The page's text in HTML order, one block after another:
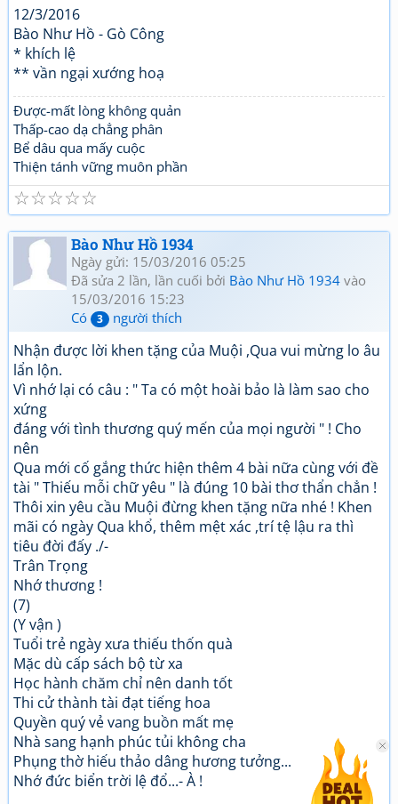
12/3/2016
Bào Như Hồ - Gò Công
* khích lệ
** vần ngại xướng hoạ
Được-mất lòng không quản
Thấp-cao dạ chẳng phân
Bể dâu qua mấy cuộc
Thiện tánh vững muôn phần
☆
☆
☆
☆
☆
Bào Như Hồ 1934
Ngày gửi: 15/03/2016 05:25
Đã sửa 2 lần, lần cuối bởi Bào Như Hồ 1934 vào
15/03/2016 15:23
Có
3 người thích
Nhận được lời khen tặng của Muội ,Qua vui mừng lo âu
lẩn lộn.
Vì nhớ lại có câu : " Ta có một hoài bảo là làm sao cho
xứng
đáng với tình thương quý mến của mọi người " ! Cho
nên
Qua mới cố gắng thức hiện thêm 4 bài nữa cùng với đề
tài " Thiếu mỗi chữ yêu " là đúng 10 bài thơ thẩn chẳn !
Thôi xin yêu cầu Muội đừng khen tặng nữa nhé ! Khen
mãi có ngày Qua khổ, thêm mệt xác ,trí tệ lậu ra thì
tiêu đời đấy ./-
Trân Trọng
Nhớ thương !
(7)
(Y vận )
Tuổi trẻ ngày xưa thiếu thốn quà
Mặc dù cấp sách bộ từ xa
Học hành chăm chỉ nên danh tốt
Thi cử thành tài đạt tiếng hoa
Quyền quý vẻ vang buồn mất mẹ
Nhà sang hạnh phúc tủi không cha
Phụng thờ hiếu thảo dâng hương tưởng...
Nhớ đức biển trời lệ đổ...- À !